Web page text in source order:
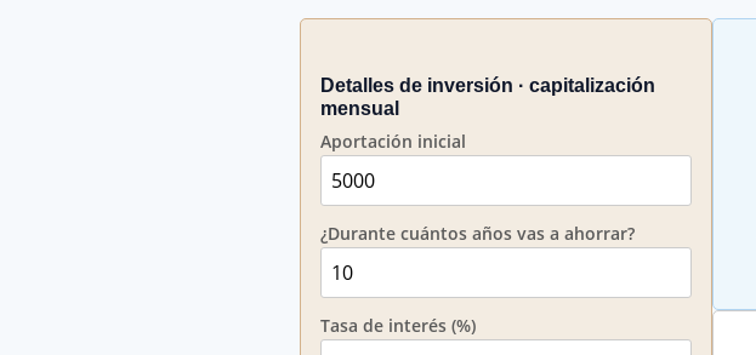
Detalles de inversión · capitalización
mensual
Aportación inicial
¿Durante cuántos años vas a ahorrar?
Tasa de interés (%)